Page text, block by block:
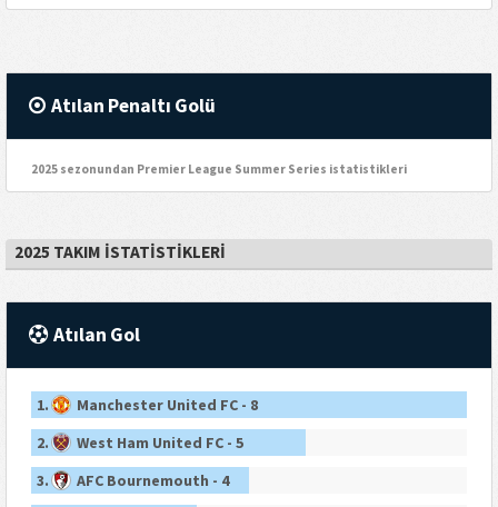
Atılan Penaltı Golü
2025 sezonundan Premier League Summer Series istatistikleri
2025 TAKIM İSTATISTIKLERI
Atılan Gol
1.
Manchester United FC - 8
2.
West Ham United FC - 5
3.
AFC Bournemouth - 4